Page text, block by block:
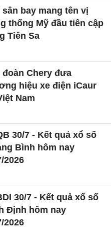
sân bay mang tên vị
thống Mỹ đầu tiên cập
Tiên Sa
đoàn Chery đưa
hiệu xe điện iCaur
Nam
30/7 - Kết quả xổ số
Bình hôm nay
2026
30/7 - Kết quả xổ số
Định hôm nay
2026